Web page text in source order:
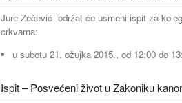
Jure Zečević održat će usmeni ispit za
crkvama:
u subotu 21. ožujka 2015., od 12:00 do
Ispit – Posvećeni život u Zakoniku